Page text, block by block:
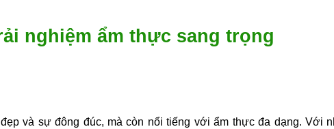
nghiệm ẩm thực sang trọng
và sự đông đúc, mà còn nổi tiếng với ẩm thực đa dạng. Với